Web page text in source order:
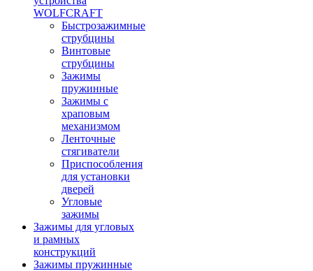
WOLFCRAFT
Быстрозажимные
струбцины
Винтовые
струбцины
Зажимы
пружинные
Зажимы с
храповым
механизмом
Ленточные
стягиватели
Приспособления
для установки
дверей
Угловые
зажимы
Зажимы для угловых
и рамных
конструкций
Зажимы пружинные